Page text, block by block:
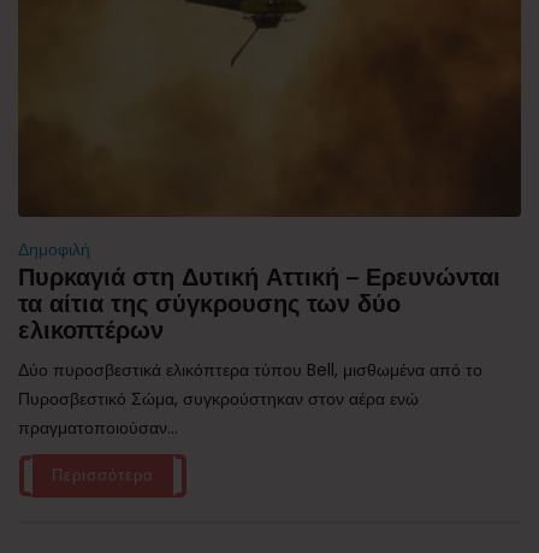
Δημοφιλή
Πυρκαγιά στη Δυτική Αττική – Ερευνώνται
τα αίτια της σύγκρουσης των δύο
ελικοπτέρων
Δύο πυροσβεστικά ελικόπτερα τύπου Bell, μισθωμένα από το
Πυροσβεστικό Σώμα, συγκρούστηκαν στον αέρα ενώ
πραγματοποιούσαν...
Περισσότερα